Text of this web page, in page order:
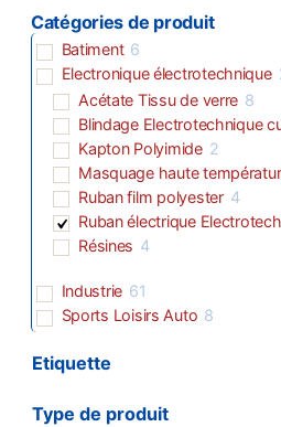
Catégories de produit
Batiment 6
Electronique électrotechnique
Acétate Tissu de verre 8
Blindage Electrotechnique
Kapton Polyimide 2
Masquage haute
Ruban film polyester 4
Ruban électrique
Résines 4
Industrie 61
Sports Loisirs Auto 8
Etiquette
Type de produit